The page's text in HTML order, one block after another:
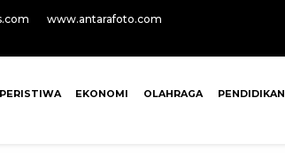
www.antarafoto.com
PERISTIWA EKONOMI OLAHRAGA PENDIDIKAN